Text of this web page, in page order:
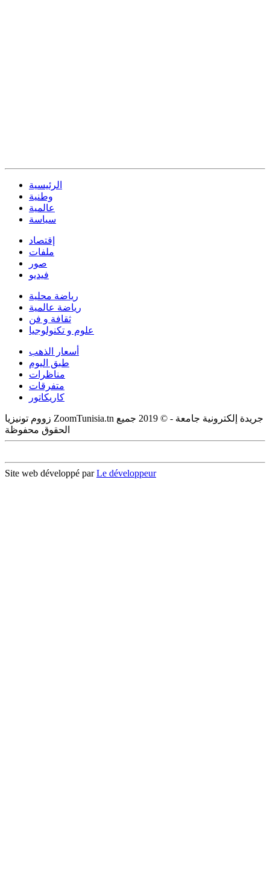
الرئيسية
وطنية
عالمية
سياسة
إقتصاد
ملفات
صور
فيديو
رياضة محلية
رياضة عالمية
ثقافة و فن
علوم و تكنولوجيا
أسعار الذهب
طبق اليوم
مناظرات
متفرقات
كاريكاتور
زووم تونيزيا ZoomTunisia.tn جريدة إلكترونية جامعة - © 2019 جميع
الحقوق محفوظة
Site web développé parLe développeur